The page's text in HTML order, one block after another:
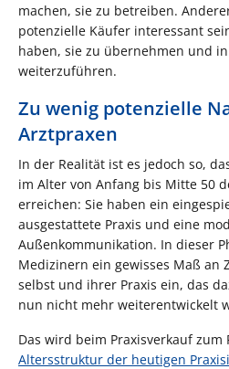
machen, sie zu betreiben.
potenzielle Käufer interessant
haben, sie zu übernehmen und
weiterzuführen.
Zu wenig potenzielle
Arztpraxen
In der Realität ist es jedoch so,
im Alter von Anfang bis Mitte 50
erreichen: Sie haben ein
ausgestattete Praxis und eine
Außenkommunikation. In dieser
Medizinern ein gewisses Maß an
selbst und ihrer Praxis ein, das
nun nicht mehr weiterentwickelt
Das wird beim Praxisverkauf zum
Altersstruktur der heutigen